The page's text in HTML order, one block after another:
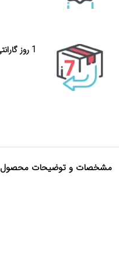
1 روز گارانتی بازگشت وجه در صورت خرابی کالا
مشخصات و توضیحات محصول